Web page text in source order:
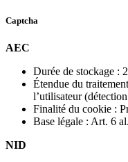
Captcha
AEC
Durée de stockage :
Étendue du
l’utilisateur
Finalité du cookie :
Base légale : Art. 6
NID